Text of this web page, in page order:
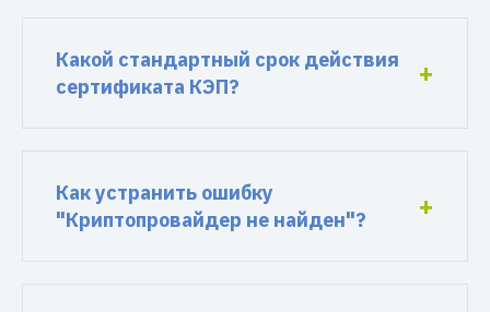
Какой стандартный срок действия
сертификата КЭП?
Как устранить ошибку
"Криптопровайдер не найден"?